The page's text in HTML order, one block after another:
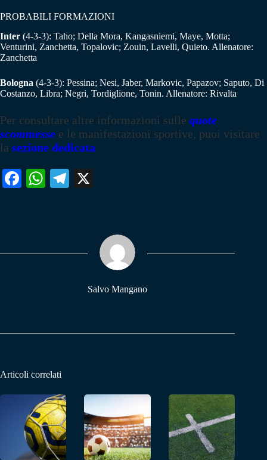
PROBABILI FORMAZIONI
Inter (4-3-3): Taho; Della Mora, Kangasniemi, Maye, Motta;
Venturini, Zanchetta, Topalovic; Zouin, Lavelli, Quieto. Allenatore:
Zanchetta
Bologna (4-3-3): Pessina; Nesi, Jaber, Markovic, Papazov; Saputo, Di
Costanzo, Libra; Negri, Tordiglione, Tonin. Allenatore: Rivalta
Per consultare altre informazioni sulle quote
scommesse e le manifestazioni sportive, puoi visitare
la sezione dedicata
Fa W
pp
Te
m
Salvo Mangano
Articoli correlati